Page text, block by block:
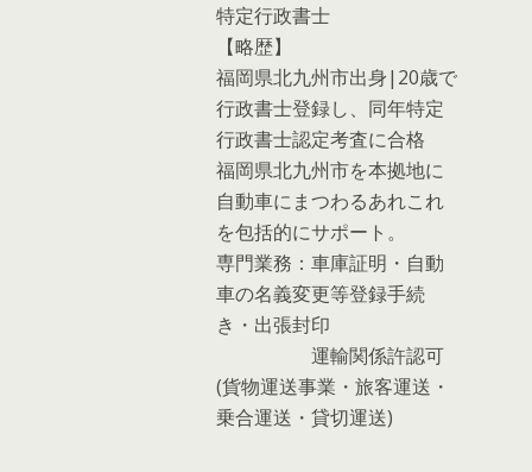
特定行政書士
【略歴】
福岡県北九州市出身|20歳で
行政書士登録し、同年特定
行政書士認定考査に合格
福岡県北九州市を本拠地に
自動車にまつわるあれこれ
を包括的にサポート。
専門業務：車庫証明・自動
車の名義変更等登録手続
き・出張封印
運輸関係許認可
(貨物運送事業・旅客運送・
乗合運送・貸切運送)